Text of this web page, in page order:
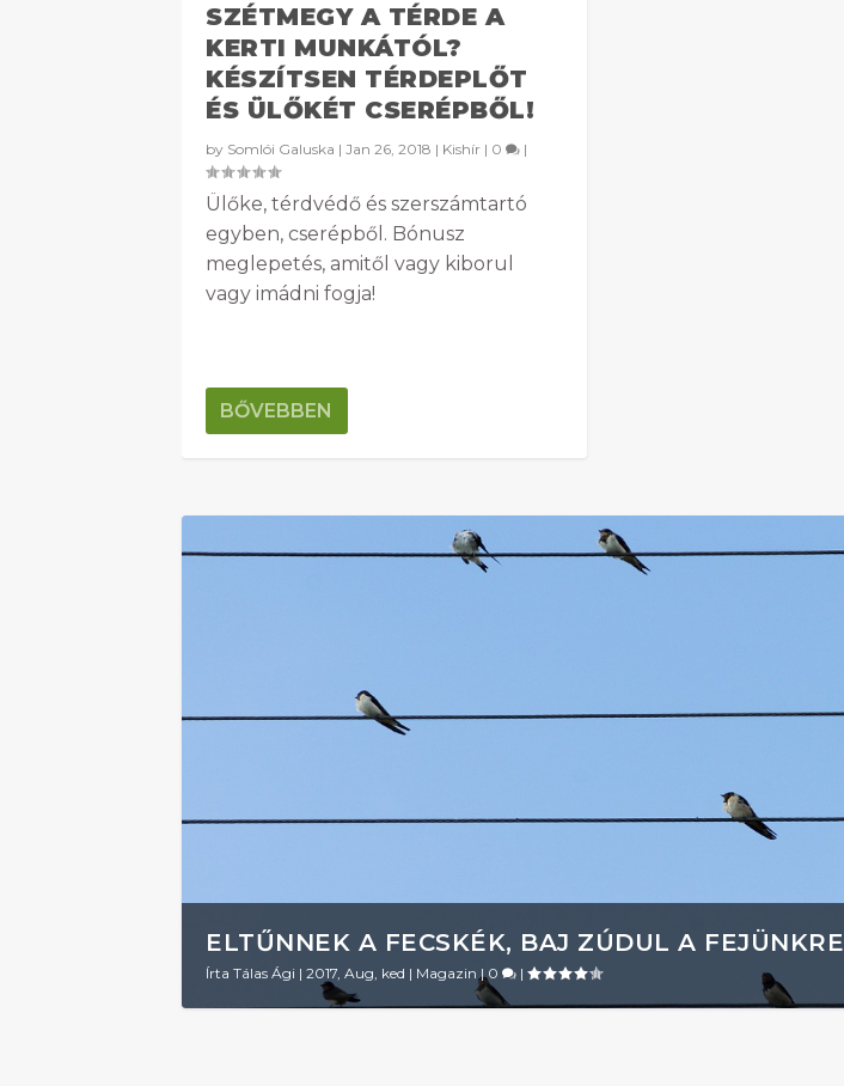
SZÉTMEGY A TÉRDE A
KERTI MUNKÁTÓL?
KÉSZÍTSEN TÉRDEPLŐT
ÉS ÜLŐKÉT CSERÉPBŐL!
by Somlói Galuska | Jan 26, 2018 | Kishír | 0 |
Ülőke, térdvédő és szerszámtartó
egyben, cserépből. Bónusz
meglepetés, amitől vagy kiborul
vagy imádni fogja!
BŐVEBBEN
ELTŰNNEK A FECSKÉK, BAJ ZÚDUL A FEJÜNKRE
Írta Tálas Ági | 2017, Aug, ked | Magazin | 0 |